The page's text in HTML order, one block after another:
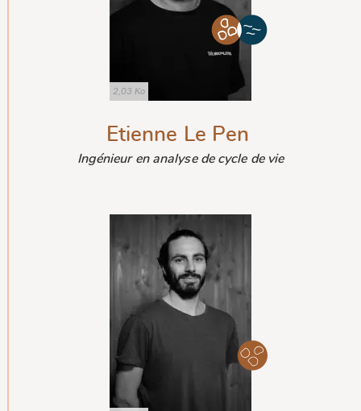
2,03 Ko
Etienne Le Pen
Ingénieur en analyse de cycle de vie